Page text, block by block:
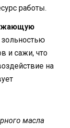
работы.
и сажи, что
на
масла